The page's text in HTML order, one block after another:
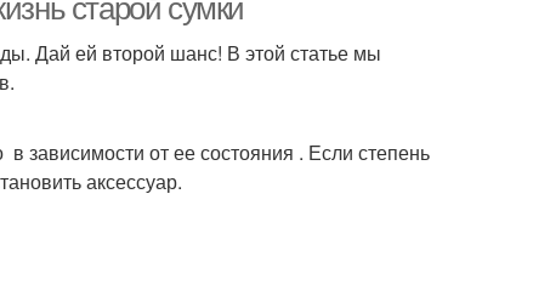
старой сумки
Дай ей второй шанс! В этой статье мы
зависимости от ее состояния . Если степень
аксессуар.